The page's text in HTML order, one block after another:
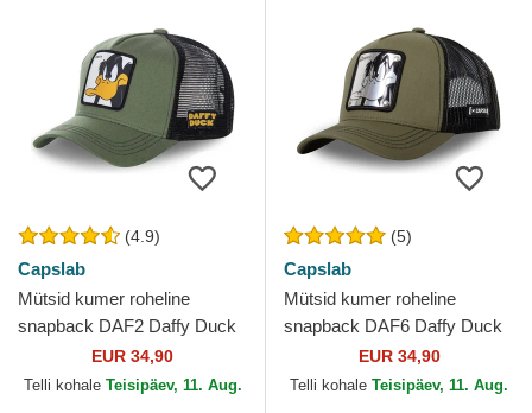
(4.9)
Capslab
Mütsid kumer roheline
snapback DAF2 Daffy Duck
Looney Tunes Capslab
EUR 34,90
Telli kohale Teisipäev, 11. Aug.
(5)
Capslab
Mütsid kumer roheline
snapback DAF6 Daffy Duck
Looney Tunes Capslab
EUR 34,90
Telli kohale Teisipäev, 11. Aug.